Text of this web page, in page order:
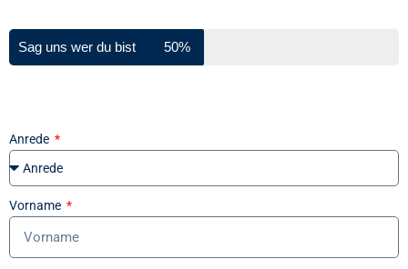
Sag uns wer du bist 50%
Anrede
Vorname